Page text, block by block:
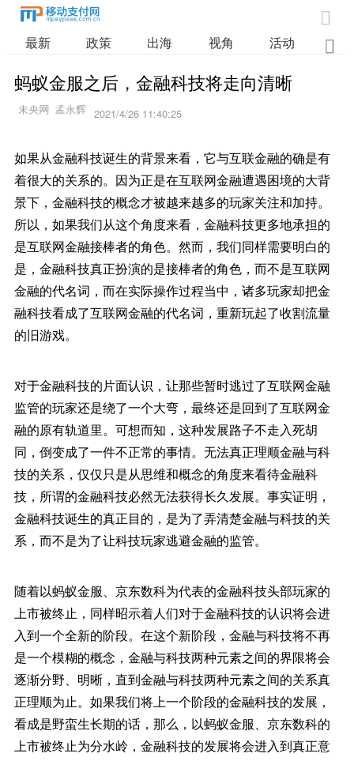

最新 政策 出海 视角 活动 业

蚂蚁金服之后，金融科技将走向清晰
2021/4/26 11:40:25
如果从金融科技诞生的背景来看，它与互联金融的确是有
着很大的关系的。因为正是在互联网金融遭遇困境的大背
景下，金融科技的概念才被越来越多的玩家关注和加持。
所以，如果我们从这个角度来看，金融科技更多地承担的
是互联网金融接棒者的角色。然而，我们同样需要明白的
是，金融科技真正扮演的是接棒者的角色，而不是互联网
金融的代名词，而在实际操作过程当中，诸多玩家却把金
融科技看成了互联网金融的代名词，重新玩起了收割流量
的旧游戏。
对于金融科技的片面认识，让那些暂时逃过了互联网金融
监管的玩家还是绕了一个大弯，最终还是回到了互联网金
融的原有轨道里。可想而知，这种发展路子不走入死胡
同，倒变成了一件不正常的事情。无法真正理顺金融与科
技的关系，仅仅只是从思维和概念的角度来看待金融科
技，所谓的金融科技必然无法获得长久发展。事实证明，
金融科技诞生的真正目的，是为了弄清楚金融与科技的关
系，而不是为了让科技玩家逃避金融的监管。
随着以蚂蚁金服、京东数科为代表的金融科技头部玩家的
上市被终止，同样昭示着人们对于金融科技的认识将会进
入到一个全新的阶段。在这个新阶段，金融与科技将不再
是一个模糊的概念，金融与科技两种元素之间的界限将会
逐渐分野、明晰，直到金融与科技两种元素之间的关系真
正理顺为止。如果我们将上一个阶段的金融科技的发展，
看成是野蛮生长期的话，那么，以蚂蚁金服、京东数科的
上市被终止为分水岭，金融科技的发展将会进入到真正意